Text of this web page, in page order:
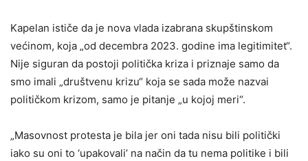
Kapelan ističe da je nova vlada izabrana skupštinskom
većinom, koja „od decembra 2023. godine ima legitimitet“.
Nije siguran da postoji politička kriza i priznaje samo da
smo imali „društvenu krizu“ koja se sada može nazvai
političkom krizom, samo je pitanje „u kojoj meri“.
„Masovnost protesta je bila jer oni tada nisu bili politički
iako su oni to ‘upakovali’ na način da tu nema politike i bili